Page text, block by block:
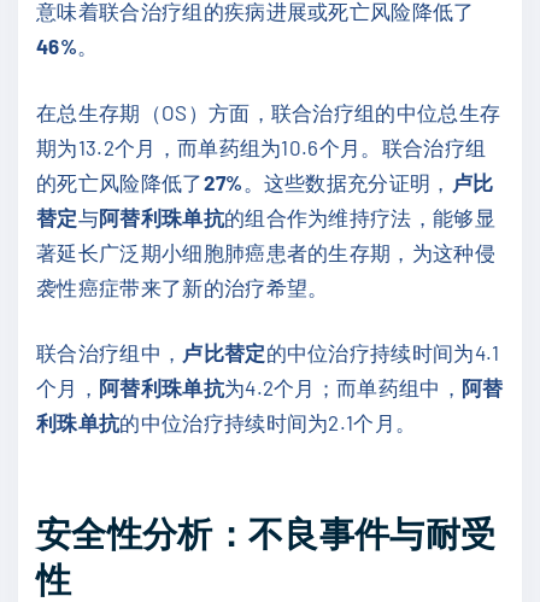
意味着联合治疗组的疾病进展或死亡风险降低了
46%。
在总生存期（OS）方面，联合治疗组的中位总生存
期为13.2个月，而单药组为10.6个月。联合治疗组
的死亡风险降低了27% 。这些数据充分证明，
卢比
替定与阿替利珠单抗的组合作为维持疗法，能够显
著延长广泛期小细胞肺癌患者的生存期，为这种侵
袭性癌症带来了新的治疗希望。
联合治疗组中， 卢比替定的中位治疗持续时间为4.1
个月， 阿替利珠单抗为4.2个月；而单药组中， 阿替
利珠单抗的中位治疗持续时间为2.1个月。
安全性分析：不良事件与耐受
性